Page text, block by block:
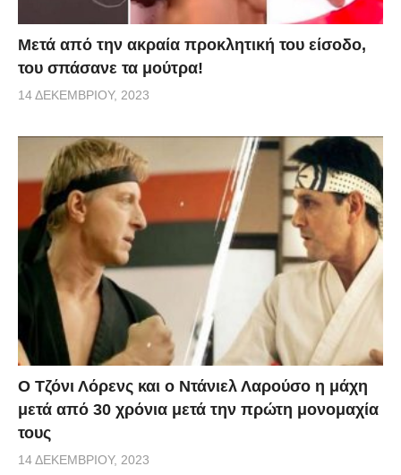
Μετά από την ακραία προκλητική του είσοδο,
του σπάσανε τα μούτρα!
14 ΔΕΚΕΜΒΡΊΟΥ, 2023
Ο Τζόνι Λόρενς και ο Ντάνιελ Λαρούσο η μάχη
μετά από 30 χρόνια μετά την πρώτη μονομαχία
τους
14 ΔΕΚΕΜΒΡΊΟΥ, 2023